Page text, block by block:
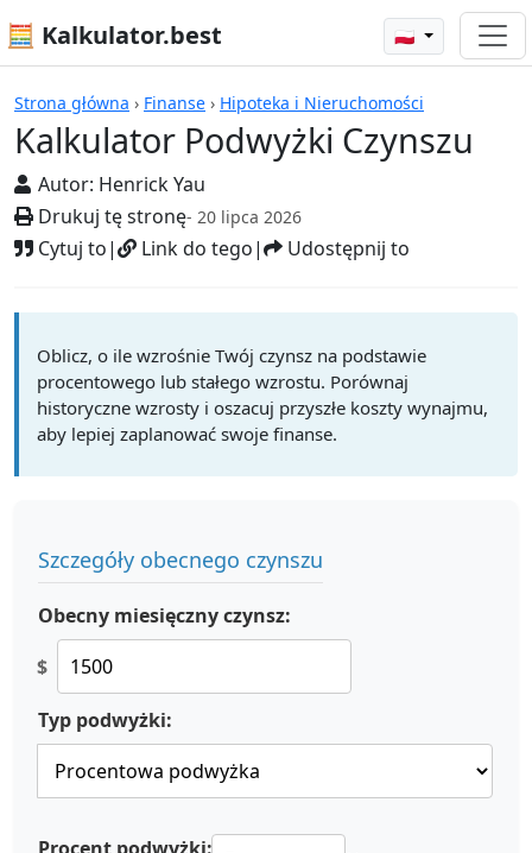
🧮 Kalkulator.best 🇵🇱
Strona główna › Finanse › Hipoteka i Nieruchomości
Kalkulator Podwyżki Czynszu
Autor: Henrick Yau
Drukuj tę stronę- 20 lipca 2026
Cytuj to| Link do tego| Udostępnij to
Kalkulatory
Oblicz, o ile wzrośnie Twój czynsz na podstawie
procentowego lub stałego wzrostu. Porównaj
historyczne wzrosty i oszacuj przyszłe koszty wynajmu,
aby lepiej zaplanować swoje finanse.
Szczegóły obecnego czynszu
Obecny miesięczny czynsz:
$
Typ podwyżki: